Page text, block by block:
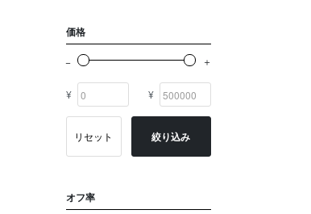
価格
¥ ¥
リセット 絞り込み
オフ率